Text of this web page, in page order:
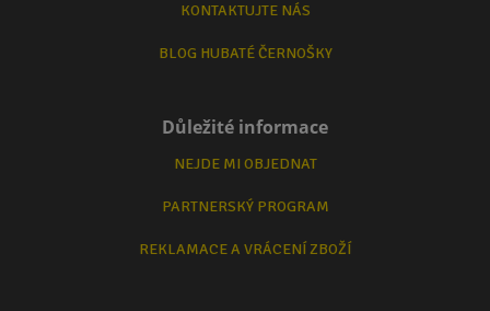
KONTAKTUJTE NÁS
BLOG HUBATÉ ČERNOŠKY
Důležité informace
NEJDE MI OBJEDNAT
PARTNERSKÝ PROGRAM
REKLAMACE A VRÁCENÍ ZBOŽÍ